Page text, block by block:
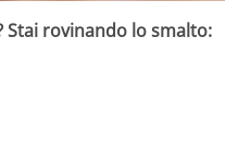
Stai rovinando lo smalto: